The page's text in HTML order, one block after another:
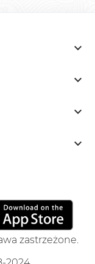




zastrzeżone.